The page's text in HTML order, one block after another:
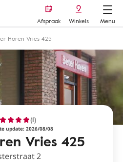
Afspraak Winkels
Menu
Horen Vries 425
Vries 425
(1)
update: 2026/08/08
2